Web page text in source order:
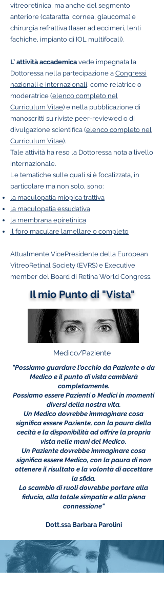
vitreoretinica, ma anche del segmento
anteriore (cataratta, cornea, glaucoma) e
chirurgia refrattiva (laser ad eccimeri, lenti
fachiche, impianto di IOL multifocali).
L’ attività accademica vede impegnata la
Dottoressa nella partecipazione a Congressi
nazionali e internazionali, come relatrice o
moderatrice (elenco completo nel
Curriculum Vitae) e nella pubblicazione di
manoscritti su riviste peer-reviewed o di
divulgazione scientifica (elenco completo nel
Curriculum Vitae).
Tale attività ha reso la Dottoressa nota a livello
internazionale.
Le tematiche sulle quali si è focalizzata, in
particolare ma non solo, sono:
la maculopatia miopica trattiva
la maculopatia essudativa
la membrana epiretinica
il foro maculare lamellare o completo
Attualmente VicePresidente della European
VitreoRetinal Society (EVRS) e Executive
member del Board di Retina World Congress.
Il mio Punto di "Vista"
Medico/Paziente
"Possiamo guardare l'occhio da Paziente o da
Medico e il punto di vista cambierà
completamente.
Possiamo essere Pazienti o Medici in momenti
diversi della nostra vita.
Un Medico dovrebbe immaginare cosa
significa essere Paziente, con la paura della
cecità e la disponibilità ad offrire la propria
vista nelle mani del Medico.
Un Paziente dovrebbe immaginare cosa
significa essere Medico, con la paura di non
ottenere il risultato e la volontà di accettare
la sfida.
Lo scambio di ruoli dovrebbe portare alla
fiducia, alla totale simpatia e alla piena
connessione"
Dott.ssa Barbara Parolini